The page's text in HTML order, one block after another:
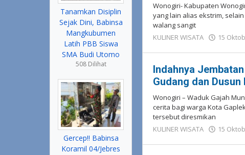
Tanamkan Disiplin
Sejak Dini, Babinsa
Mangkubumen
Latih PBB Siswa
SMA Budi Utomo
508 Dilihat
Gercep!! Babinsa
Koramil 04/Jebres
Wonogiri- Kabupaten
yang lain alias ekstrim,
walang sangit
KULINER WISATA
15
Indahnya
Gudang dan Dusun
Wonogiri – Waduk Gajah
cerita bagi warga Kota
tersebut diresmikan
KULINER WISATA
15